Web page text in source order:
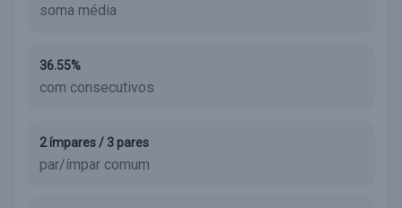
soma média
36.55%
com consecutivos
2 ímpares / 3 pares
par/ímpar comum